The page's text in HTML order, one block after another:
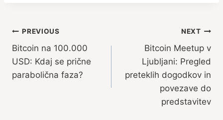
Post
navigation
PREVIOUS
Bitcoin na 100.000
USD: Kdaj se prične
parabolična faza?
NEXT
Bitcoin Meetup v
Ljubljani: Pregled
preteklih dogodkov in
povezave do
predstavitev